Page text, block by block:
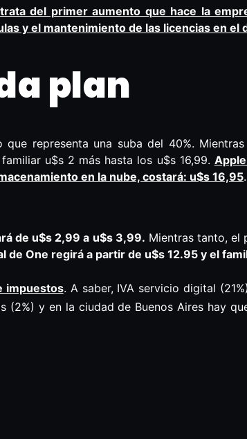
del primer aumento que hace la
y el mantenimiento de las licencias en el
plan
representa una suba del 40%.
u$s 2 más hasta los u$s 16,99.
en la nube, costará: u$s 16,95.
de u$s 2,99 a u$s 3,99. Mientras tanto, el
de One regirá a partir de u$s 12.95 y el
impuestos. A saber, IVA servicio digital
(2%) y en la ciudad de Buenos Aires hay